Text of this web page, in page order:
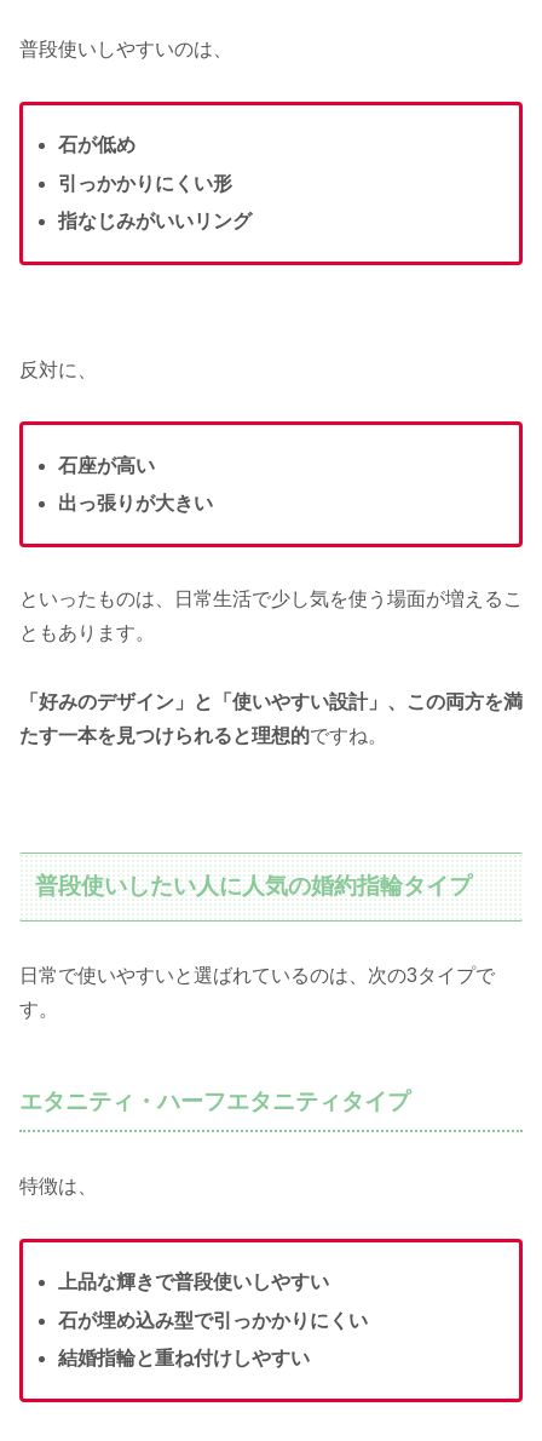
普段使いしやすいのは、
石が低め
引っかかりにくい形
指なじみがいいリング
反対に、
石座が高い
出っ張りが大きい
といったものは、日常生活で少し気を使う場面が増えるこ
ともあります。
「好みのデザイン」と「使いやすい設計」、この両方を満
たす一本を見つけられると理想的ですね。
普段使いしたい人に人気の婚約指輪タイプ
日常で使いやすいと選ばれているのは、次の3タイプで
す。
エタニティ・ハーフエタニティタイプ
特徴は、
上品な輝きで普段使いしやすい
石が埋め込み型で引っかかりにくい
結婚指輪と重ね付けしやすい